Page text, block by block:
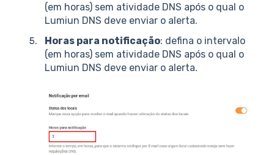
(em horas) sem atividade DNS após o qual o
Lumiun DNS deve enviar o alerta.
Horas para notificação: defina o intervalo
(em horas) sem atividade DNS após o qual o
Lumiun DNS deve enviar o alerta.